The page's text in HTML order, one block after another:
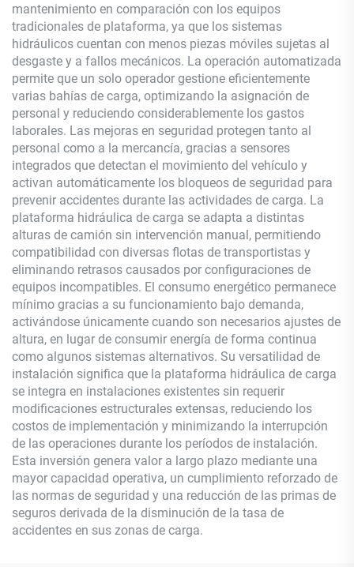
mantenimiento en comparación con los equipos
tradicionales de plataforma, ya que los sistemas
hidráulicos cuentan con menos piezas móviles sujetas al
desgaste y a fallos mecánicos. La operación automatizada
permite que un solo operador gestione eficientemente
varias bahías de carga, optimizando la asignación de
personal y reduciendo considerablemente los gastos
laborales. Las mejoras en seguridad protegen tanto al
personal como a la mercancía, gracias a sensores
integrados que detectan el movimiento del vehículo y
activan automáticamente los bloqueos de seguridad para
prevenir accidentes durante las actividades de carga. La
plataforma hidráulica de carga se adapta a distintas
alturas de camión sin intervención manual, permitiendo
compatibilidad con diversas flotas de transportistas y
eliminando retrasos causados por configuraciones de
equipos incompatibles. El consumo energético permanece
mínimo gracias a su funcionamiento bajo demanda,
activándose únicamente cuando son necesarios ajustes de
altura, en lugar de consumir energía de forma continua
como algunos sistemas alternativos. Su versatilidad de
instalación significa que la plataforma hidráulica de carga
se integra en instalaciones existentes sin requerir
modificaciones estructurales extensas, reduciendo los
costos de implementación y minimizando la interrupción
de las operaciones durante los períodos de instalación.
Esta inversión genera valor a largo plazo mediante una
mayor capacidad operativa, un cumplimiento reforzado de
las normas de seguridad y una reducción de las primas de
seguros derivada de la disminución de la tasa de
accidentes en sus zonas de carga.